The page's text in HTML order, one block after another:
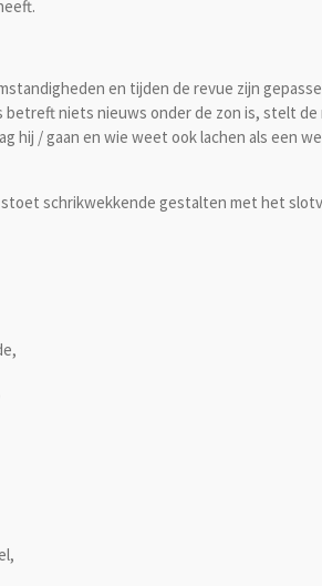
en tijden de revue zijn
niets nieuws onder de zon is, stelt de
hij / gaan en wie weet ook lachen als een
schrikwekkende gestalten met het